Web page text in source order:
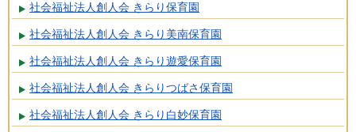
社会福祉法人創人会 きらり保育園
社会福祉法人創人会 きらり美南保育園
社会福祉法人創人会 きらり遊愛保育園
社会福祉法人創人会 きらりつばさ保育園
社会福祉法人創人会 きらり白妙保育園